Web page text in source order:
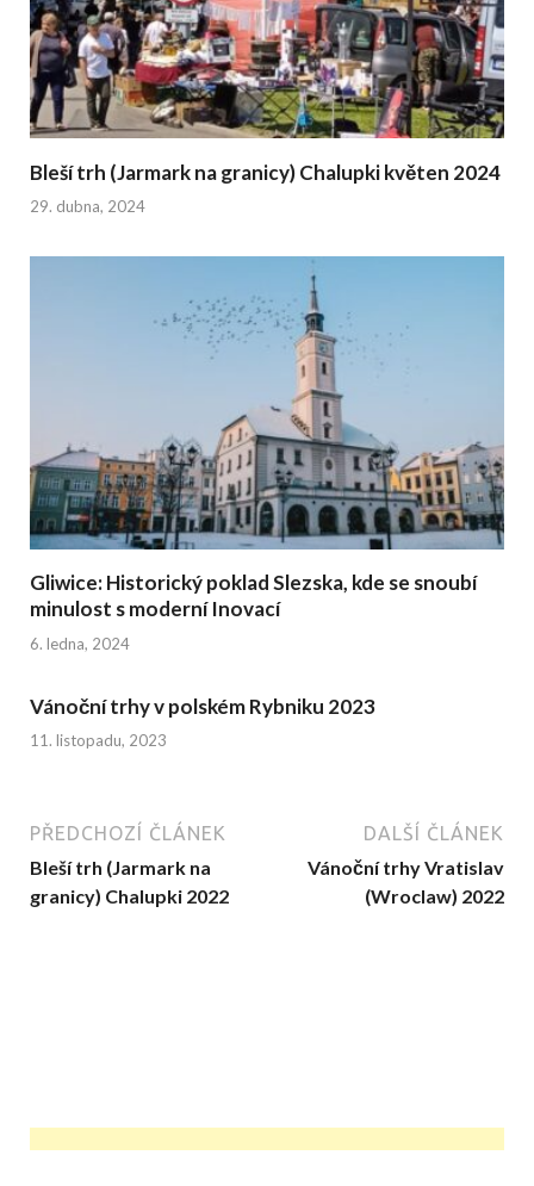
Bleší trh (Jarmark na granicy) Chalupki květen 2024
29. dubna, 2024
Gliwice: Historický poklad Slezska, kde se snoubí
minulost s moderní Inovací
6. ledna, 2024
Vánoční trhy v polském Rybniku 2023
11. listopadu, 2023
PŘEDCHOZÍ ČLÁNEK
Bleší trh (Jarmark na
granicy) Chalupki 2022
DALŠÍ ČLÁNEK
Vánoční trhy Vratislav
(Wroclaw) 2022